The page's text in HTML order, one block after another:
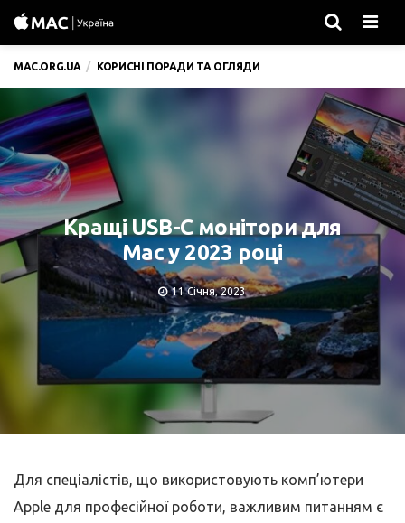
MAC.ORG.UA КОРИСНІ ПОРАДИ ТА ОГЛЯДИ
Кращі USB-C монітори для
Mac у 2023 році
11 Січня, 2023
Для спеціалістів, що використовують комп’ютери
Apple для професійної роботи, важливим питанням є